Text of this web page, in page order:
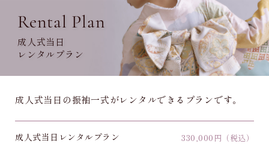
Rental Plan
成人式当日
レンタルプラン
成人式当日の振袖一式がレンタルできるプランです。
成人式当日レンタルプラン 330,000 円（税込）